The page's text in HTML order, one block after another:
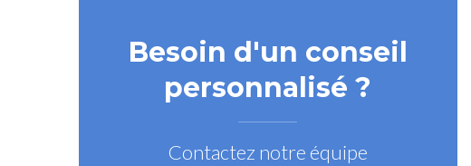
Besoin d'un conseil
personnalisé ?
Contactez notre équipe